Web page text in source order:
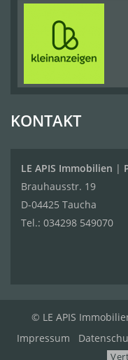
KONTAKT
LE APIS Immobilien |
Brauhausstr. 19
D-04425 Taucha
Tel.: 034298 549070
© LE APIS
Impressum